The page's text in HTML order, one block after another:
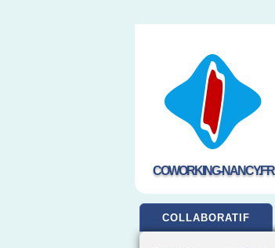
COWORKING-NANCY.FR
COLLABORATIF